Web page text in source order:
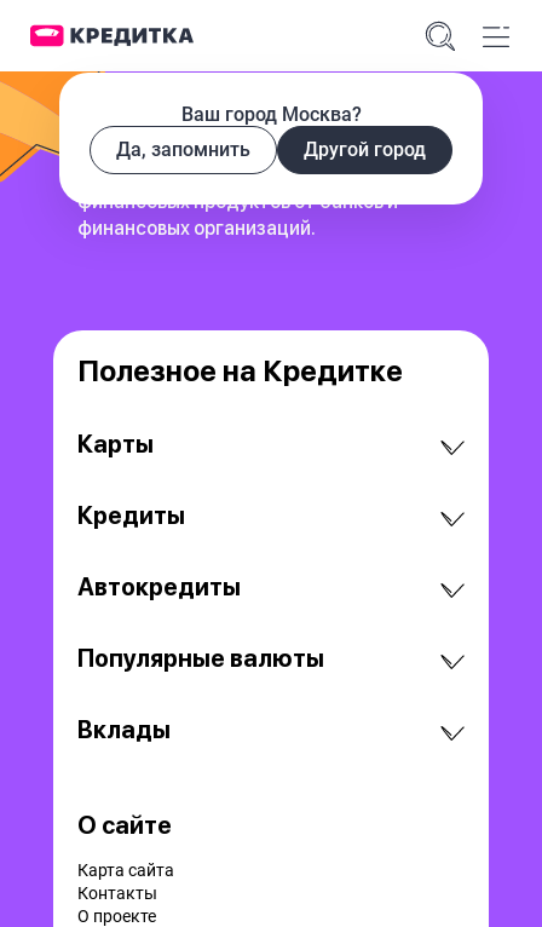
Ваш город Москва?
Да, запомнить
Другой город
сервис для поиска и сравнения
финансовых продуктовот банков и
финансовых организаций.
Полезное на Кредитке
Карты
Кредиты
Автокредиты
Популярные валюты
Вклады
О сайте
Карта сайта
Контакты
О проекте